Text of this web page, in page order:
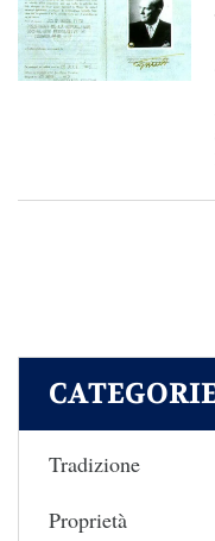
Tradizione
Proprietà